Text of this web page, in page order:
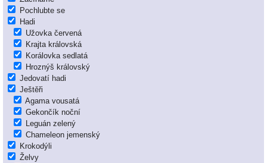
Pochlubte se
Hadi
Užovka červená
Krajta královská
Korálovka sedlatá
Hroznýš královský
Jedovatí hadi
Ještěři
Agama vousatá
Gekončík noční
Leguán zelený
Chameleon jemenský
Krokodýli
Želvy